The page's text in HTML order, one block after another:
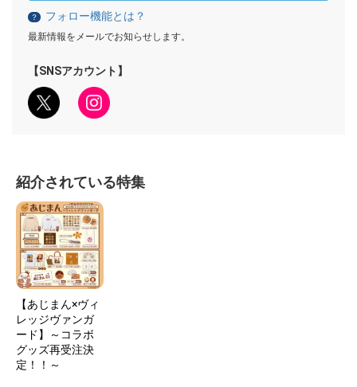
？ フォロー機能とは？
最新情報をメールでお知らせします。
【SNSアカウント】
紹介されている特集
【あじまん×ヴィ
レッジヴァンガ
ード】～コラボ
グッズ再受注決
定！！～